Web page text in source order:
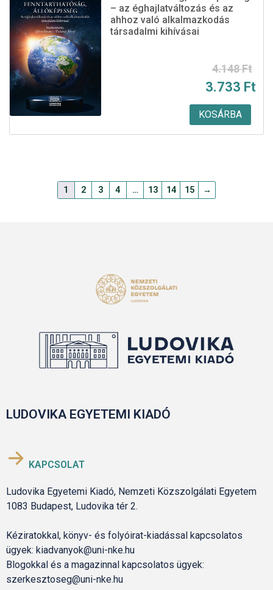
– az éghajlatváltozás és az
ahhoz való alkalmazkodás
társadalmi kihívásai
4.148Ft
Original
price
was:
4.148 Ft.
3.733 Ft
Current
price
is:
3.733 Ft.
KOSÁRBA
1 2 3 4 … 13 14 15 →
LUDOVIKA EGYETEMI KIADÓ
KAPCSOLAT
Ludovika Egyetemi Kiadó, Nemzeti Közszolgálati Egyetem
1083 Budapest, Ludovika tér 2.
Kéziratokkal, könyv- és folyóirat-kiadással kapcsolatos
ügyek: kiadvanyok@uni-nke.hu
Blogokkal és a magazinnal kapcsolatos ügyek:
szerkesztoseg@uni-nke.hu